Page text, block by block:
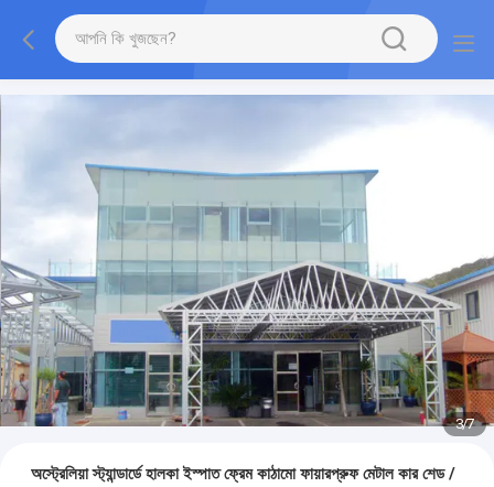
3/7
অস্ট্রেলিয়া স্ট্যান্ডার্ডে হালকা ইস্পাত ফ্রেম কাঠামো ফায়ারপ্রুফ মেটাল কার শেড /